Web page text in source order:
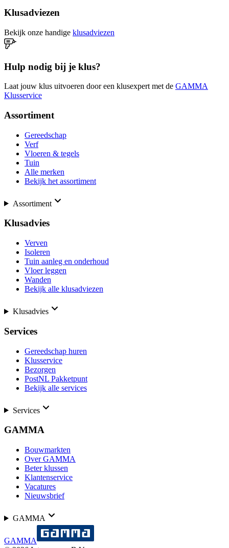
Klusadviezen
Bekijk onze handige klusadviezen
Hulp nodig bij je klus?
Laat jouw klus uitvoeren door een klusexpert met de GAMMA
Klusservice
Assortiment
Gereedschap
Verf
Vloeren & tegels
Tuin
Alle merken
Bekijk het assortiment
Assortiment
Klusadvies
Verven
Isoleren
Tuin aanleg en onderhoud
Vloer leggen
Wanden
Bekijk alle klusadviezen
Klusadvies
Services
Gereedschap huren
Klusservice
Bezorgen
PostNL Pakketpunt
Bekijk alle services
Services
GAMMA
Bouwmarkten
Over GAMMA
Beter klussen
Klantenservice
Vacatures
Nieuwsbrief
GAMMA
GAMMA